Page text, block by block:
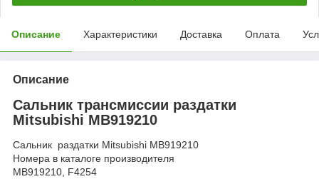
Описание Характеристики Доставка Оплата
Описание
Сальник трансмиссии раздатки
Mitsubishi MB919210
Сальник раздатки Mitsubishi MB919210
Номера в каталоге производителя
MB919210, F4254